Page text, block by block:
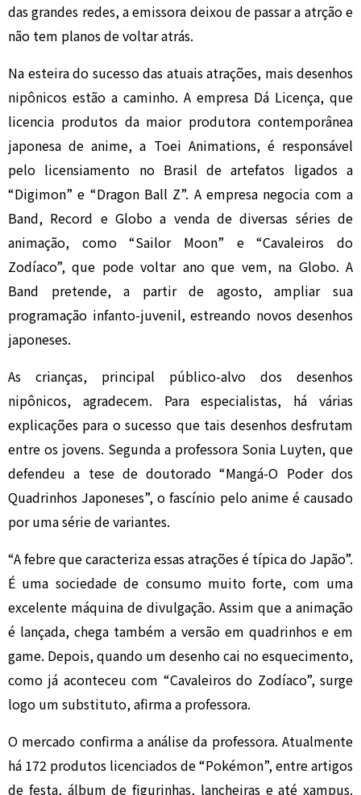
das grandes redes, a emissora deixou de passar a atrção e
não tem planos de voltar atrás.
Na esteira do sucesso das atuais atrações, mais desenhos
nipônicos estão a caminho. A empresa Dá Licença, que
licencia produtos da maior produtora contemporânea
japonesa de anime, a Toei Animations, é responsável
pelo licensiamento no Brasil de artefatos ligados a
“Digimon” e “Dragon Ball Z”. A empresa negocia com a
Band, Record e Globo a venda de diversas séries de
animação, como “Sailor Moon” e “Cavaleiros do
Zodíaco”, que pode voltar ano que vem, na Globo. A
Band pretende, a partir de agosto, ampliar sua
programação infanto-juvenil, estreando novos desenhos
japoneses.
As crianças, principal público-alvo dos desenhos
nipônicos, agradecem. Para especialistas, há várias
explicações para o sucesso que tais desenhos desfrutam
entre os jovens. Segunda a professora Sonia Luyten, que
defendeu a tese de doutorado “Mangá-O Poder dos
Quadrinhos Japoneses”, o fascínio pelo anime é causado
por uma série de variantes.
“A febre que caracteriza essas atrações é típica do Japão”.
É uma sociedade de consumo muito forte, com uma
excelente máquina de divulgação. Assim que a animação
é lançada, chega também a versão em quadrinhos e em
game. Depois, quando um desenho cai no esquecimento,
como já aconteceu com “Cavaleiros do Zodíaco”, surge
logo um substituto, afirma a professora.
O mercado confirma a análise da professora. Atualmente
há 172 produtos licenciados de “Pokémon”, entre artigos
de festa, álbum de figurinhas, lancheiras e até xampus.